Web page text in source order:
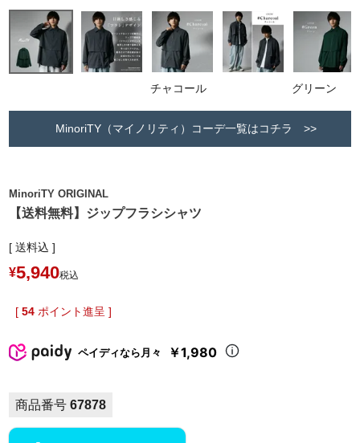
チャコール グリーン
MinoriTY（マイノリティ）コーデ一覧はコチラ >>
MinoriTY ORIGINAL
【送料無料】ジップフラシシャツ
送料込
¥5,940税込
[ 54 ポイント進呈 ]
ペイディなら月々 ￥1,980
商品番号 67878